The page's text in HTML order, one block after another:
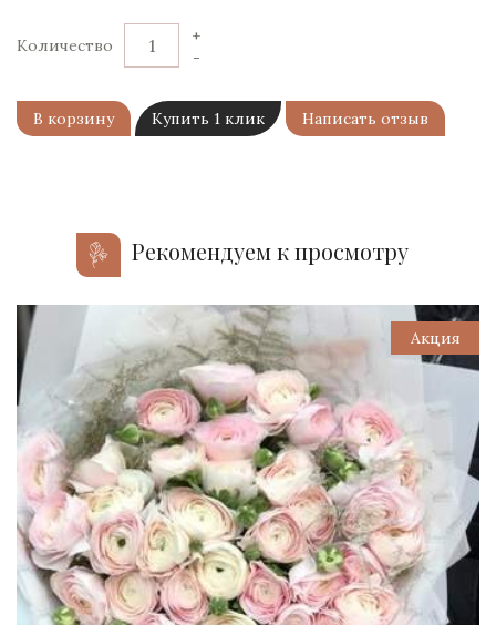
Количество
-
+
В корзину Купить 1 клик Написать отзыв
Рекомендуем к просмотру
Акция